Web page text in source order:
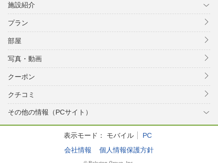
施設紹介
プラン
部屋
写真・動画
クーポン
クチコミ
その他の情報（PCサイト）
表示モード： モバイル
PC
会社情報
個人情報保護方針